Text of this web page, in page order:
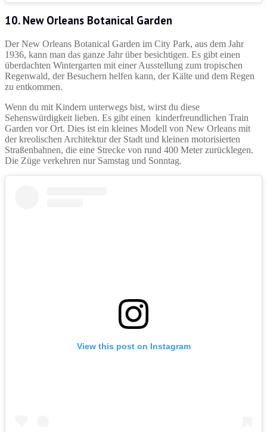
10. New Orleans Botanical Garden
Der New Orleans Botanical Garden im City Park, aus dem Jahr
1936, kann man das ganze Jahr über besichtigen. Es gibt einen
überdachten Wintergarten mit einer Ausstellung zum tropischen
Regenwald, der Besuchern helfen kann, der Kälte und dem Regen
zu entkommen.
Wenn du mit Kindern unterwegs bist, wirst du diese
Sehenswürdigkeit lieben. Es gibt einen kinderfreundlichen Train
Garden vor Ort. Dies ist ein kleines Modell von New Orleans mit
der kreolischen Architektur der Stadt und kleinen motorisierten
Straßenbahnen, die eine Strecke von rund 400 Meter zurücklegen.
Die Züge verkehren nur Samstag und Sonntag.
View this post on Instagram